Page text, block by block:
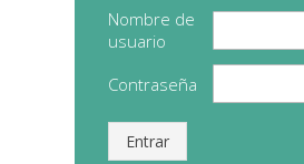
Nombre de
usuario
Contraseña
Entrar